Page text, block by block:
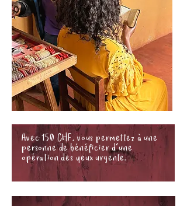
Avec 150 CHF, vous permettez à une
personne de bénéficier d'une
opération des yeux urgente.